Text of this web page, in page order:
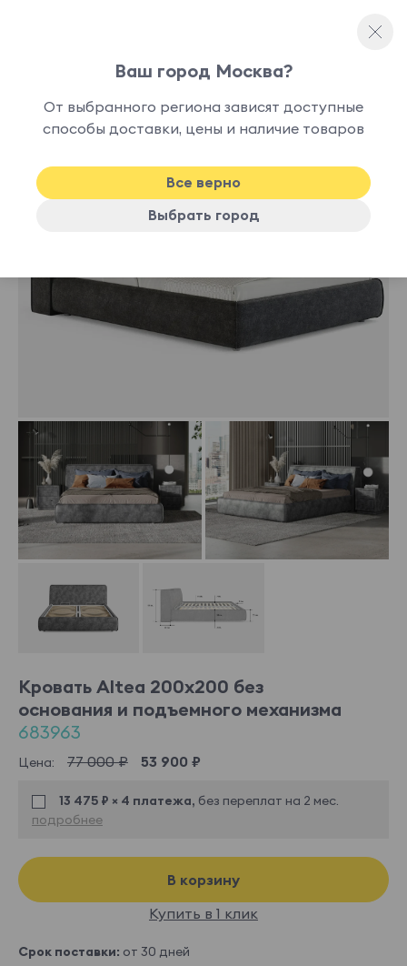
-30%
Кровать Altea 200x200 без
основания и подъемного механизма
683963
Цена: 77 000 ₽ 53 900 ₽
13 475 ₽ × 4 платежа, без переплат на 2 мес.
подробнее
В корзину
Купить в 1 клик
Срок поставки: от 30 дней
Ваш город Москва?
От выбранного региона зависят доступные
способы доставки, цены и наличие товаров
Все верно
Выбрать город